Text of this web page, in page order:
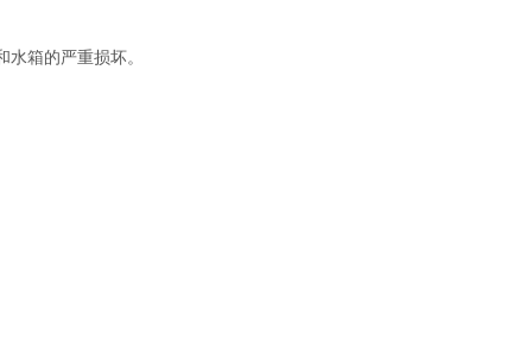
箱的严重损坏。